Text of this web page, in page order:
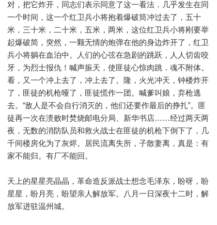
对，把它炸开，同志们表示同意了这一看法．几乎发生在同
一个时间，这一个红卫兵小将抱着爆破筒冲过去了，五十
米，三十米，二十米，五米，两米，这位红卫兵小将刚要举
起爆破简，突然，一颗无情的炮弹在他的身边炸开了，红卫
兵小将躺在血泊中。人们的心弦在急剧的跳跃，人人切齿咬
牙，为烈士报仇！喊声振天，使匪徒心惊肉跳．魂不附体。
看，又一个冲上去了，冲上去了。隆，火光冲天，钟楼炸开
了，匪徒的机枪哑了，匪徒慌作一团。喊爹叫娘，弃枪逃
去。“敌人是不会自行消灭的，他们还要作最后的挣扎”。匪
徒再一次在溃败时焚烧邮电分局、新华书店……经过两天两
夜，无数的消防队员和救火战士在匪徒的机枪下倒下了，几
千间楼房化为了灰烬。居民流离失所，子散妻离，真是：有
家不能归。有厂不能回。
天上的星星亮晶晶，革命造反派战士想念毛泽东，盼呀，盼
星星，盼月亮，盼望亲人解放军。八月一日深夜十二时，解
放军进驻温州城。